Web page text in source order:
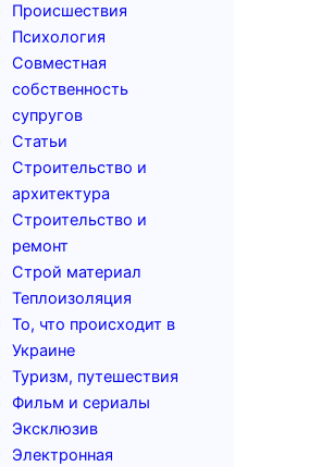
Происшествия
Психология
Совместная
собственность
супругов
Статьи
Строительство и
архитектура
Строительство и
ремонт
Строй материал
Теплоизоляция
То, что происходит в
Украине
Туризм, путешествия
Фильм и сериалы
Эксклюзив
Электронная